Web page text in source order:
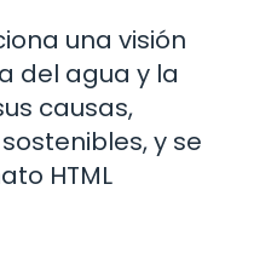
una visión
del agua y la
causas,
y se
HTML